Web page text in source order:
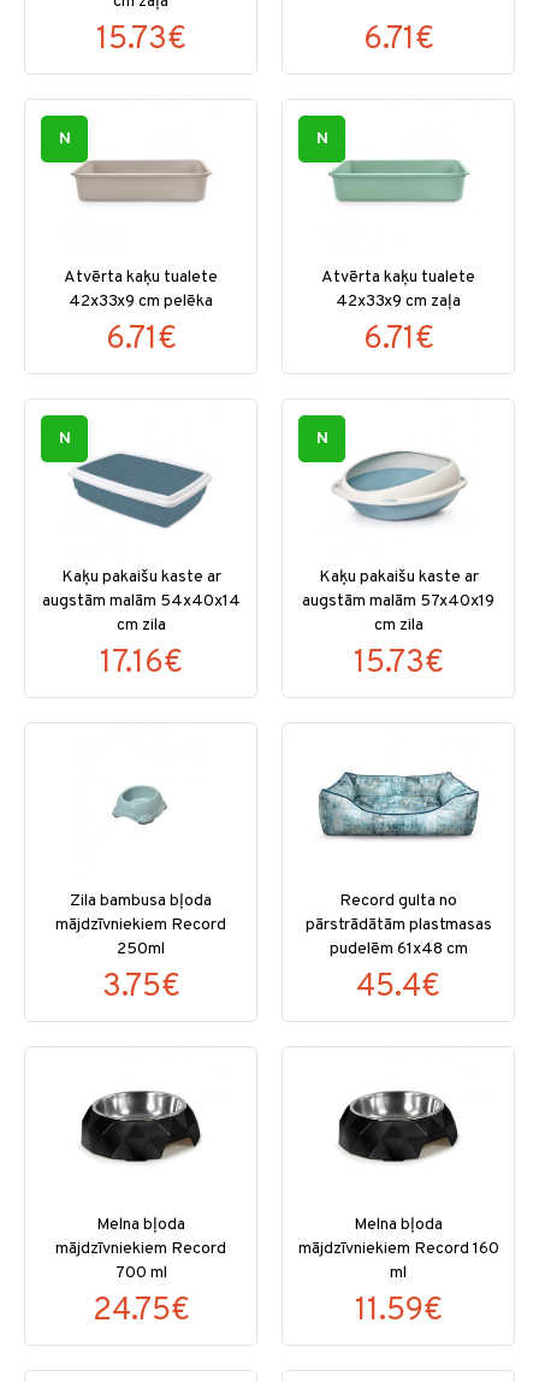
15.73€ 6.71€
N
Atvērta kaķu tualete
42x33x9 cm pelēka
6.71€
N
Atvērta kaķu tualete
42x33x9 cm zaļa
6.71€
N
Kaķu pakaišu kaste ar
augstām malām 54x40x14
cm zila
17.16€
N
Kaķu pakaišu kaste ar
augstām malām 57x40x19
cm zila
15.73€
Zila bambusa bļoda
mājdzīvniekiem Record
250ml
3.75€
Record gulta no
pārstrādātām plastmasas
pudelēm 61x48 cm
45.4€
Melna bļoda
mājdzīvniekiem Record
700 ml
24.75€
Melna bļoda
mājdzīvniekiem Record 160
ml
11.59€